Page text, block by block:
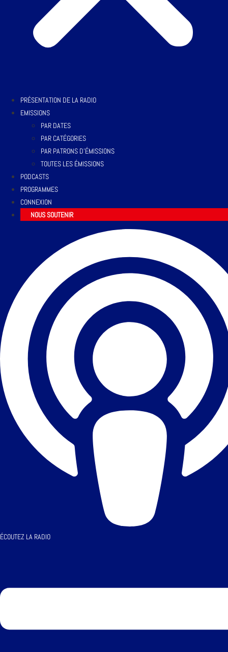
PRÉSENTATION DE LA RADIO
EMISSIONS
PAR DATES
PAR CATÉGORIES
PAR PATRONS D’ÉMISSIONS
TOUTES LES ÉMISSIONS
PODCASTS
PROGRAMMES
CONNEXION
NOUS SOUTENIR
ÉCOUTEZ LA RADIO